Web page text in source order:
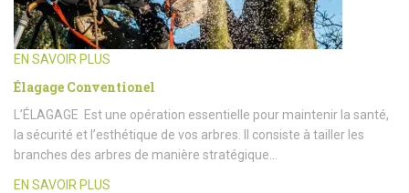
EN SAVOIR PLUS
Élagage Conventionel
L’ÉLAGAGE Est une opération essentielle pour maintenir la santé,
la sécurité et l’esthétique de vos arbres. Il consiste à tailler les
branches des arbres de manière stratégique…
EN SAVOIR PLUS